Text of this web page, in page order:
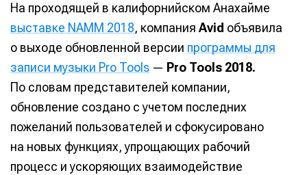
На проходящей в калифорнийском Анахайме
выставке NAMM 2018, компания Avid объявила
о выходе обновленной версии программы для
записи музыки Pro Tools — Pro Tools 2018.
По словам представителей компании,
обновление создано с учетом последних
пожеланий пользователей и сфокусировано
на новых функциях, упрощающих рабочий
процесс и ускоряющих взаимодействие